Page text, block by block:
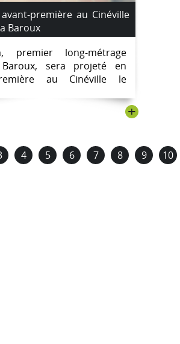
première au Cinéville
Baroux
premier long-métrage
Baroux, sera projeté en
au Cinéville le
+
4 5 6 7 8 9 10